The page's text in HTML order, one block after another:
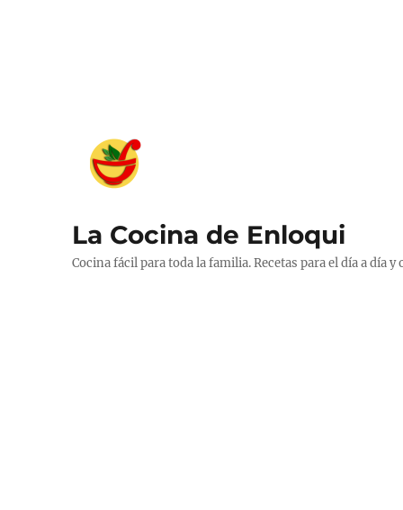
La Cocina de Enloqui
Cocina fácil para toda la familia. Recetas para el día a día